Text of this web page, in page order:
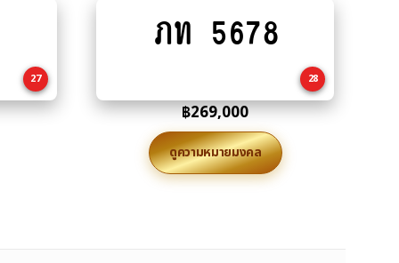
27
Add
to
ภท 5678
28
฿269,000
ดูความหมายมงคล